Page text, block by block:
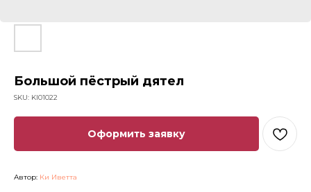
Большой пёстрый дятел
SKU: KI01022
Оформить заявку
Автор: Ки Иветта